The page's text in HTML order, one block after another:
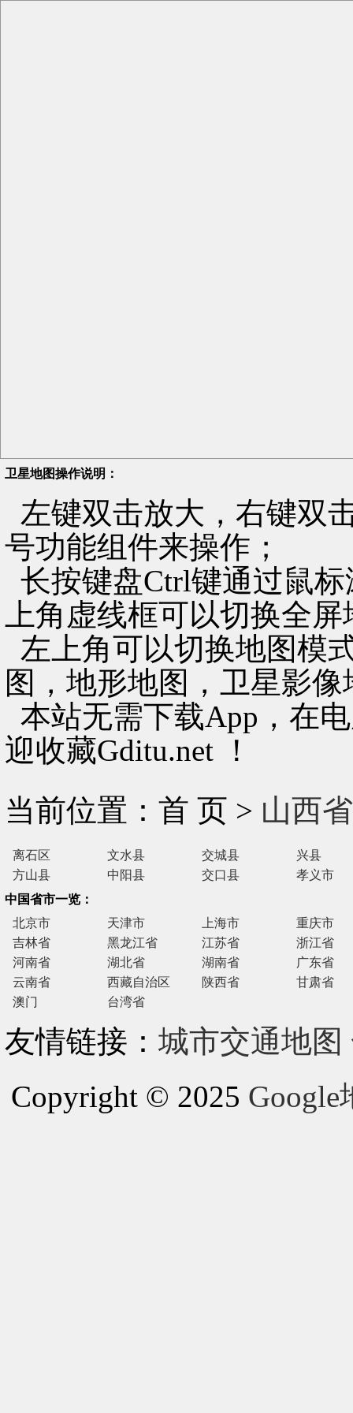
卫星地图操作说明：
左键双击放大，右键双
号功能组件来操作；
长按键盘Ctrl键通过鼠
上角虚线框可以切换全
左上角可以切换地图模
图，地形地图，卫星影像
本站无需下载App，在
迎收藏Gditu.net ！
当前位置：首 页 > 山西
离石区 文水县 交城县
兴县
方山县
中阳县 交口县
孝义市
中国省市一览：
北京市
天津市 上海市
重庆市
吉林省
黑龙江省 江苏省
浙江省
河南省
湖北省 湖南省
广东省
云南省
西藏自治区 陕西省
甘肃省
澳门
台湾省
友情链接： 城市交通地图
Copyright © 2025 Google